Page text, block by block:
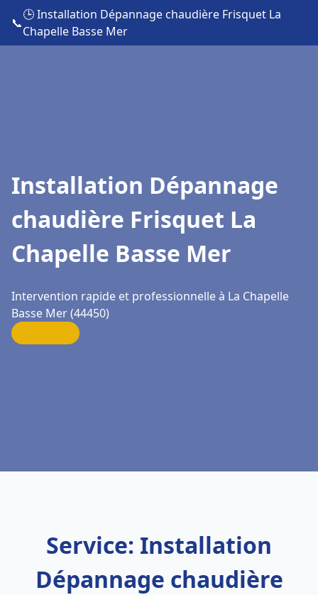
📞
🕒 Installation Dépannage chaudière Frisquet La
Chapelle Basse Mer
Installation Dépannage
chaudière Frisquet La
Chapelle Basse Mer
Intervention rapide et professionnelle à La Chapelle
Basse Mer (44450)
Service: Installation
Dépannage chaudière